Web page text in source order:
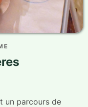
un parcours de